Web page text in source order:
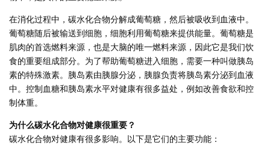
在消化过程中，碳水化合物分解成葡萄糖，然后被吸收到血液中。
葡萄糖随后被输送到细胞，细胞利用葡萄糖来提供能量。葡萄糖是
肌肉的首选燃料来源，也是大脑的唯一燃料来源，因此它是我们饮
食的重要组成部分。为了帮助葡萄糖进入细胞，需要一种叫做胰岛
素的特殊激素。胰岛素由胰腺分泌，胰腺负责将胰岛素分泌到血液
中。控制血糖和胰岛素水平对健康有很多益处，例如改善食欲和控
制体重。
为什么碳水化合物对健康很重要？
碳水化合物对健康有很多影响。以下是它们的主要功能：